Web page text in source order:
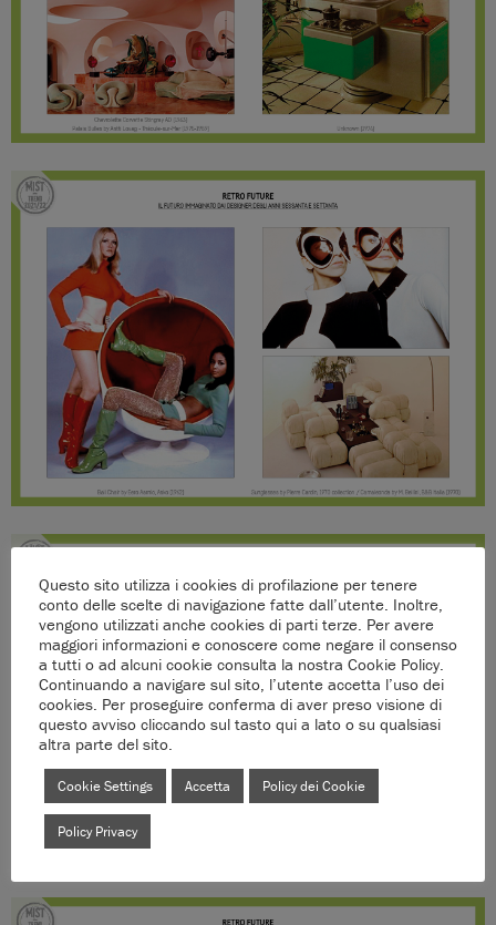
Questo sito utilizza i cookies di profilazione per tenere
conto delle scelte di navigazione fatte dall’utente. Inoltre,
vengono utilizzati anche cookies di parti terze. Per avere
maggiori informazioni e conoscere come negare il consenso
a tutti o ad alcuni cookie consulta la nostra Cookie Policy.
Continuando a navigare sul sito, l’utente accetta l’uso dei
cookies. Per proseguire conferma di aver preso visione di
questo avviso cliccando sul tasto qui a lato o su qualsiasi
altra parte del sito.
Cookie Settings Accetta Policy dei Cookie
Policy Privacy